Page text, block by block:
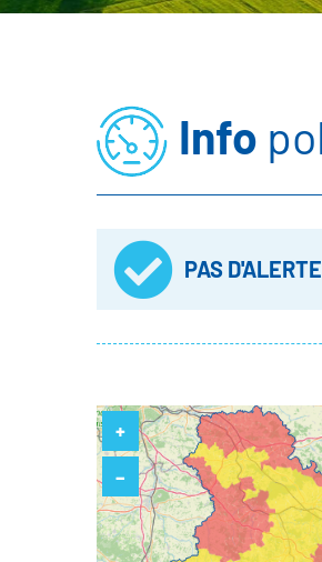
Info
PAS
+
–